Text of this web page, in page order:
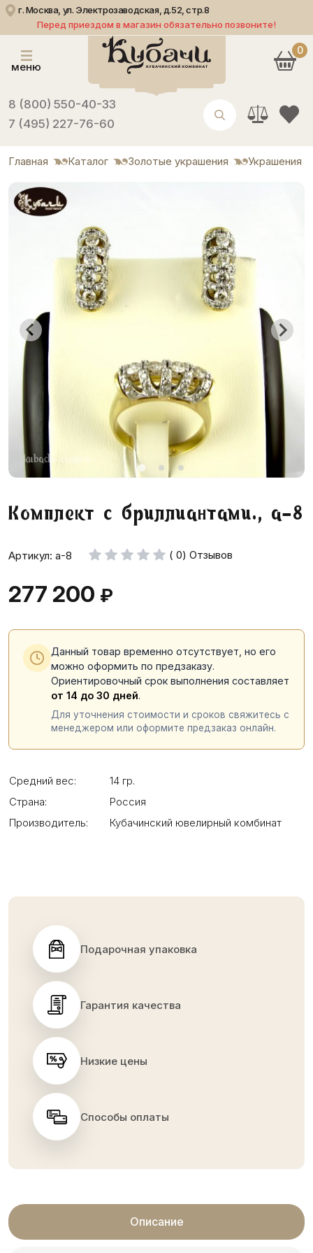
г. Москва, ул. Электрозаводская, д.52, стр.8
Перед приездом в магазин обязательно позвоните!
меню
8 (800) 550-40-33
7 (495) 227-76-60
0
Главная Каталог Золотые украшения Украшения
Комплект с бриллиантами., а-8
Артикул: а-8 ( 0) Отзывов
277 200 ₽
Данный товар временно отсутствует, но его
можно оформить по предзаказу.
Ориентировочный срок выполнения составляет
от 14 до 30 дней.
Для уточнения стоимости и сроков свяжитесь с
менеджером или оформите предзаказ онлайн.
Средний вес:
14 гр.
Страна:
Россия
Производитель:
Кубачинский ювелирный комбинат
Подарочная упаковка
Гарантия качества
Низкие цены
Способы оплаты
Описание